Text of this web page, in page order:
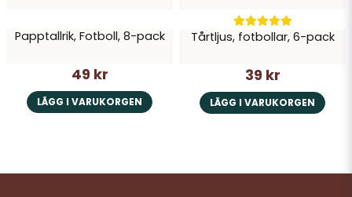
Papptallrik, Fotboll, 8-pack
49 kr
LÄGG I VARUKORGEN
Tårtljus, fotbollar, 6-pack
39 kr
LÄGG I VARUKORGEN